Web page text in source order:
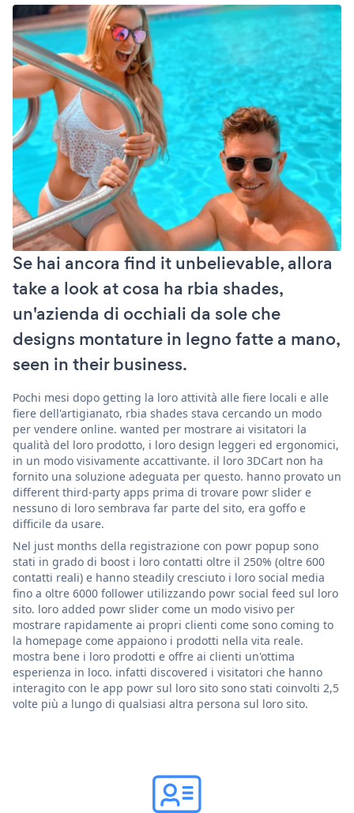
Se hai ancora find it unbelievable, allora
take a look at cosa ha rbia shades,
un'azienda di occhiali da sole che
designs montature in legno fatte a mano,
seen in their business.
Pochi mesi dopo getting la loro attività alle fiere locali e alle
fiere dell'artigianato, rbia shades stava cercando un modo
per vendere online. wanted per mostrare ai visitatori la
qualità del loro prodotto, i loro design leggeri ed ergonomici,
in un modo visivamente accattivante. il loro 3DCart non ha
fornito una soluzione adeguata per questo. hanno provato un
different third-party apps prima di trovare powr slider e
nessuno di loro sembrava far parte del sito, era goffo e
difficile da usare.
Nel just months della registrazione con powr popup sono
stati in grado di boost i loro contatti oltre il 250% (oltre 600
contatti reali) e hanno steadily cresciuto i loro social media
fino a oltre 6000 follower utilizzando powr social feed sul loro
sito. loro added powr slider come un modo visivo per
mostrare rapidamente ai propri clienti come sono coming to
la homepage come appaiono i prodotti nella vita reale.
mostra bene i loro prodotti e offre ai clienti un'ottima
esperienza in loco. infatti discovered i visitatori che hanno
interagito con le app powr sul loro sito sono stati coinvolti 2,5
volte più a lungo di qualsiasi altra persona sul loro sito.